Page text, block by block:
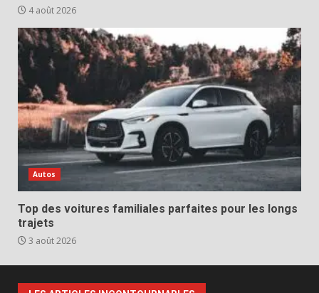
4 août 2026
Autos
Top des voitures familiales parfaites pour les longs
trajets
3 août 2026